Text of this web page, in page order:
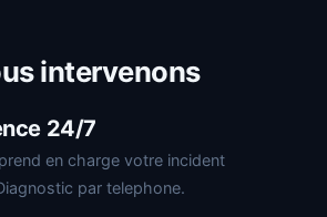
intervenons
24/7
en charge votre incident
par telephone.